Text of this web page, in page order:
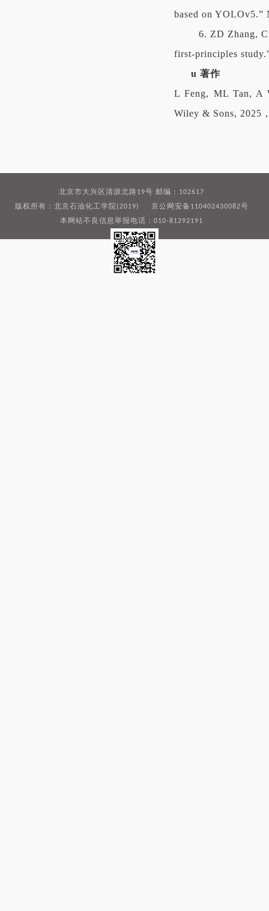
based on YOLOv5.”
6. ZD Zhang,
first-principles
u 著作
L Feng, ML Tan, A
Wiley & Sons, 2025
北京市大兴区清源北路19号 邮编：102617
版权所有：北京石油化工学院(2019) 京公网安备110402430082号
本网站不良信息举报电话：010-81292191